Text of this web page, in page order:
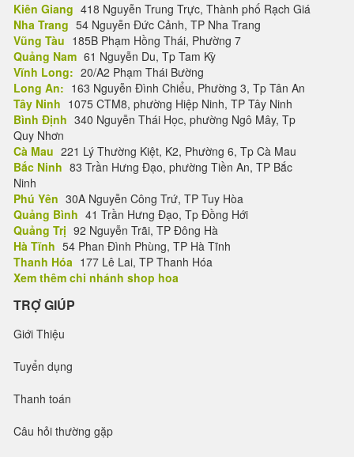
Kiên Giang 418 Nguyễn Trung Trực, Thành phố Rạch Giá
Nha Trang 54 Nguyễn Đức Cảnh, TP Nha Trang
Vũng Tàu 185B Phạm Hồng Thái, Phường 7
Quảng Nam 61 Nguyễn Du, Tp Tam Kỳ
Vĩnh Long: 20/A2 Phạm Thái Bường
Long An: 163 Nguyễn Đình Chiểu, Phường 3, Tp Tân An
Tây Ninh 1075 CTM8, phường Hiệp Ninh, TP Tây Ninh
Bình Định 340 Nguyễn Thái Học, phường Ngô Mây, Tp
Quy Nhơn
Cà Mau 221 Lý Thường Kiệt, K2, Phường 6, Tp Cà Mau
Bắc Ninh 83 Trần Hưng Đạo, phường Tiền An, TP Bắc
Ninh
Phú Yên 30A Nguyễn Công Trứ, TP Tuy Hòa
Quảng Bình 41 Trần Hưng Đạo, Tp Đồng Hới
Quảng Trị 92 Nguyễn Trãi, TP Đông Hà
Hà Tĩnh 54 Phan Đình Phùng, TP Hà Tĩnh
Thanh Hóa 177 Lê Lai, TP Thanh Hóa
Xem thêm chi nhánh shop hoa
TRỢ GIÚP
Giới Thiệu
Tuyển dụng
Thanh toán
Câu hỏi thường gặp